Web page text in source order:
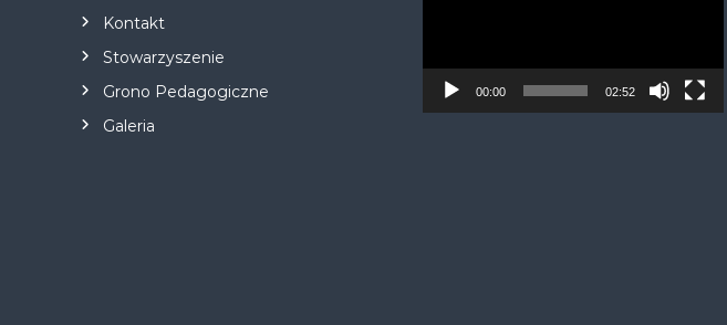
Kontakt
Stowarzyszenie
Grono Pedagogiczne
Galeria
r
a
00:00 02:52